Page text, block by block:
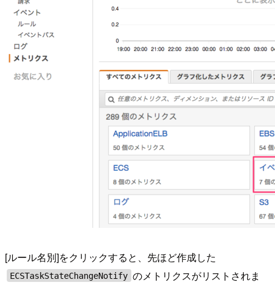
[ルール名別]をクリックすると、先ほど作成した
ECSTaskStateChangeNotify のメトリクスがリストされま